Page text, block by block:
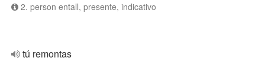
2. person entall, presente, indicativo
tú remontas